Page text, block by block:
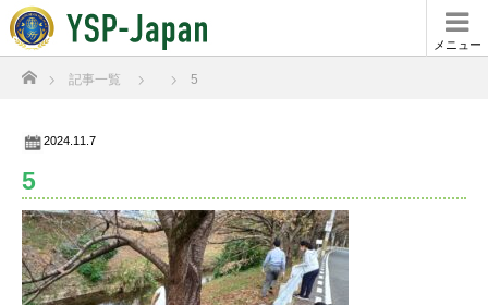
メニュー
ホーム
記事一覧 5
2024.11.7
5